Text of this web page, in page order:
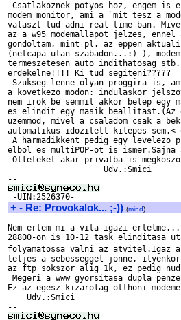
Csatlakoznek potyos-hoz, engem is
modem monitor, ami a `mit tesz a
valaszt tud adni real time-ban. Mivel
az a w95 modemallapot jelzes,
gondoltam, mint pl. az eppen
(netcapa utan szabadon...:) ),
termeszetesen auto indithatosag
erdekelne!!!! Ki tud segiteni?????
Szukseg lenne olyan proggira is,
a kovetkezo modon: indulaskor
nem irok be semmit akkor belep egy
es elindit egy masik beallitast.(Az
uzemmod, mivel a csaladom csak a
automatikus idozitett kilepes
A harmadikkent pedig egy levelezo
elbol es multiPOP-ot is
Otleteket akar privatba is
                    Udv.:Smici
+ - Re: Provokalok... ;-)) (mind)
Nem ertem mi a vita igazi
28800-on is 10-12 task elinditasa
folyamatossa valni az atvitel.Igaz a
teljes a sebesseggel jonne,
az ftp sokszor alig 1k, ez pedig
Megeri a www gyorsitasa dupla
Ez az egesz kizarolag otthoni
    Udv.:Smici